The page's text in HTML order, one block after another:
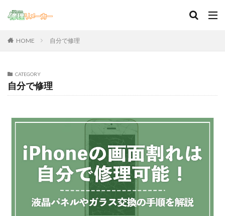
HOME 自分で修理
CATEGORY
自分で修理